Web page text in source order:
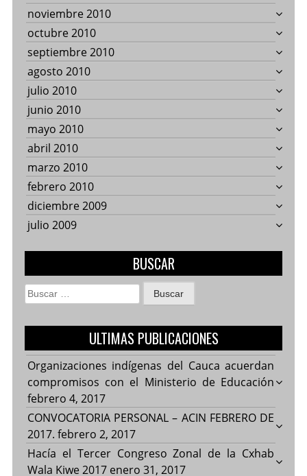
noviembre 2010
octubre 2010
septiembre 2010
agosto 2010
julio 2010
junio 2010
mayo 2010
abril 2010
marzo 2010
febrero 2010
diciembre 2009
julio 2009
BUSCAR
Buscar:
ULTIMAS PUBLICACIONES
Organizaciones indígenas del Cauca acuerdan
compromisos con el Ministerio de Educación
febrero 4, 2017
CONVOCATORIA PERSONAL – ACIN FEBRERO DE
2017. febrero 2, 2017
Hacía el Tercer Congreso Zonal de la Cxhab
Wala Kiwe 2017 enero 31, 2017